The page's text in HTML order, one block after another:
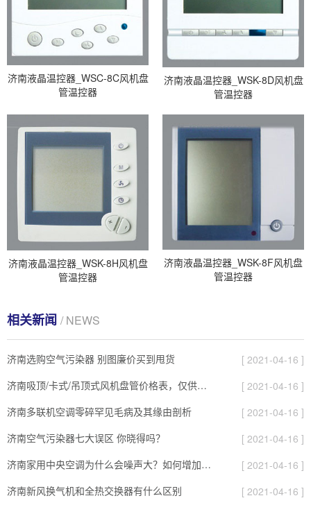
济南液晶温控器_WSC-8C风机盘
管温控器
济南液晶温控器_WSK-8D风机盘
管温控器
济南液晶温控器_WSK-8H风机盘
管温控器
济南液晶温控器_WSK-8F风机盘
管温控器
相关新闻 / NEWS
济南选购空气污染器 别图廉价买到甩货
[ 2021-04-16 ]
济南吸顶/卡式/吊顶式风机盘管价格表，仅供参考，具体价格需要电话联系。
[ 2021-04-16 ]
济南多联机空调零碎罕见毛病及其缘由剖析
[ 2021-04-16 ]
济南空气污染器七大误区 你晓得吗？
[ 2021-04-16 ]
济南家用中央空调为什么会噪声大？如何增加空调乐音
[ 2021-04-16 ]
济南新风换气机和全热交换器有什么区别
[ 2021-04-16 ]